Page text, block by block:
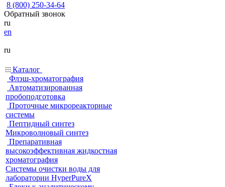
8 (800) 250-34-64
Обратный звонок
ru
en
ru
Каталог
Флэш-хроматография
Автоматизированная
пробоподготовка
Проточные микрореакторные
системы
Пептидный синтез
Микроволновый синтез
Препаративная
высокоэффективная жидкостная
хроматография
Системы очистки воды для
лаборатории HyperPureX